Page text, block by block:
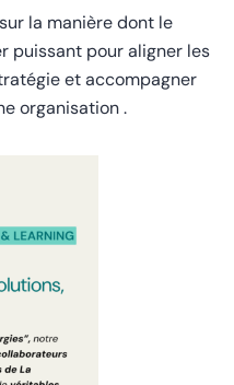
la manière dont le
puissant pour aligner les
et accompagner
organisation .